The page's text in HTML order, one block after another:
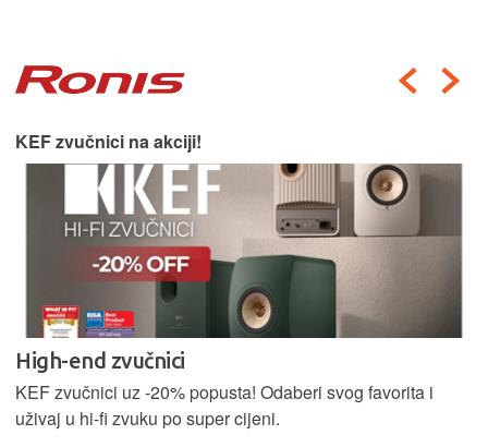
KEF zvučnici na akciji!
High-end zvučnici
KEF zvučnici uz -20% popusta! Odaberi svog favorita i
uživaj u hi-fi zvuku po super cijeni.